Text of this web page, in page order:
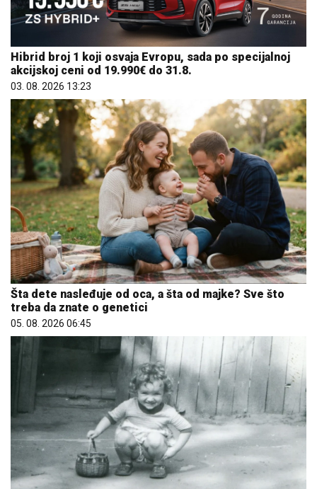
Hibrid broj 1 koji osvaja Evropu, sada po specijalnoj
akcijskoj ceni od 19.990€ do 31.8.
03. 08. 2026 13:23
Šta dete nasleđuje od oca, a šta od majke? Sve što
treba da znate o genetici
05. 08. 2026 06:45